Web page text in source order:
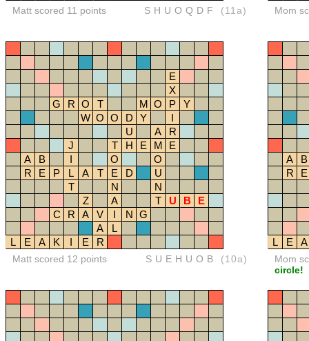
Matt scored 11 points SHUOQDF (11a) Mom
E
X
G
R O T M O P
Y
W O O D Y
I
U
A
R
J
T H E M
E
A
B I O
O
R
E P L A T E D
U
T
N
N
Z
A T U B
E
C
R A V I N G
A
L
L
E A K I E R
Matt scored 12 points SUEHUOB (10a)
A
B
R
E
L E A
Mom
circle!